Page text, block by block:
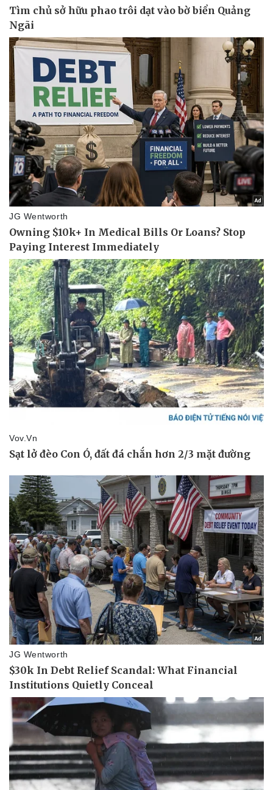
Lịch thi đấu bóng đá
Thế giới thể thao
eSports
Hậu trường
Xe máy